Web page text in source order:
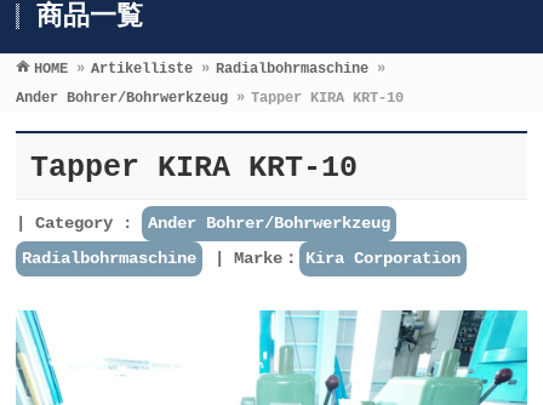
商品一覧
HOME » Artikelliste » Radialbohrmaschine »
Ander Bohrer/Bohrwerkzeug » Tapper KIRA KRT-10
Tapper KIRA KRT-10
Category :
Ander Bohrer/Bohrwerkzeug
Radialbohrmaschine
Marke： Kira Corporation